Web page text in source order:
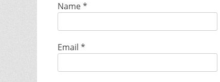
Name*
Email *